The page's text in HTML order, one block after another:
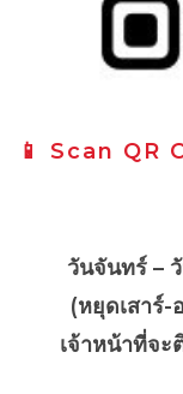
📱 Scan QR
วันจันทร์ –
(หยุดเสาร์
เจ้าหน้าที่จ